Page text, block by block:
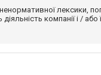
лексики,
компанії і /